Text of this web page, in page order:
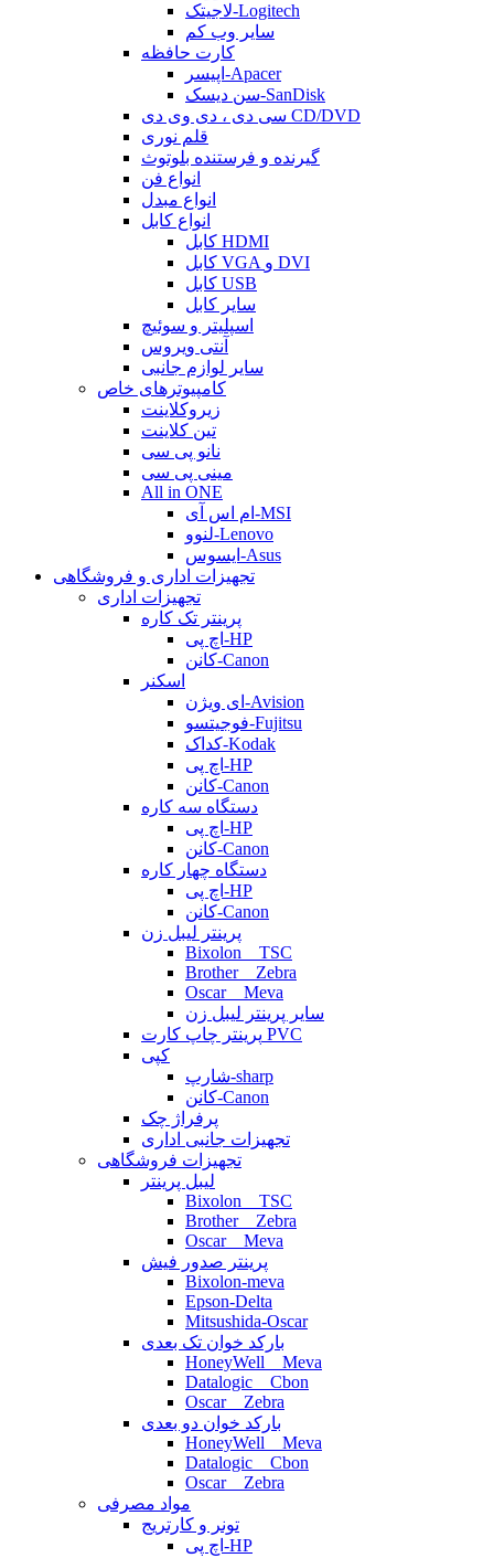
لاجیتک-Logitech
سایر وب کم
کارت حافظه
اپیسر-Apacer
سن دیسک-SanDisk
سی دی ، دی وی دی CD/DVD
قلم نوری
گیرنده و فرستنده بلوتوث
انواع فن
انواع مبدل
انواع کابل
کابل HDMI
کابل VGA و DVI
کابل USB
سایر کابل
اسپلیتر و سوئیچ
آنتی ویروس
سایر لوازم جانبی
کامپیوترهای خاص
زیروکلاینت
تین کلاینت
نانو پی سی
مینی پی سی
All in ONE
ام اس آی-MSI
لنوو-Lenovo
ایسوس-Asus
تجهیزات اداری و فروشگاهی
تجهیزات اداری
پرینتر تک کاره
اچ پی-HP
کانن-Canon
اسکنر
ای ویژن-Avision
فوجیتسو-Fujitsu
کداک-Kodak
اچ پی-HP
کانن-Canon
دستگاه سه کاره
اچ پی-HP
کانن-Canon
دستگاه چهار کاره
اچ پی-HP
کانن-Canon
پرینتر لیبل زن
Bixolon _ TSC
Brother _ Zebra
Oscar _ Meva
سایر پرینتر لیبل زن
پرینتر چاپ کارت PVC
کپی
شارپ-sharp
کانن-Canon
پرفراژ چک
تجهیزات جانبی اداری
تجهیزات فروشگاهی
لیبل پرینتر
Bixolon _ TSC
Brother _ Zebra
Oscar _ Meva
پرینتر صدور فیش
Bixolon-meva
Epson-Delta
Mitsushida-Oscar
بارکد خوان تک بعدی
HoneyWell _ Meva
Datalogic _ Cbon
Oscar _ Zebra
بارکد خوان دو بعدی
HoneyWell _ Meva
Datalogic _ Cbon
Oscar _ Zebra
مواد مصرفی
تونر و کارتریج
اچ پی-HP